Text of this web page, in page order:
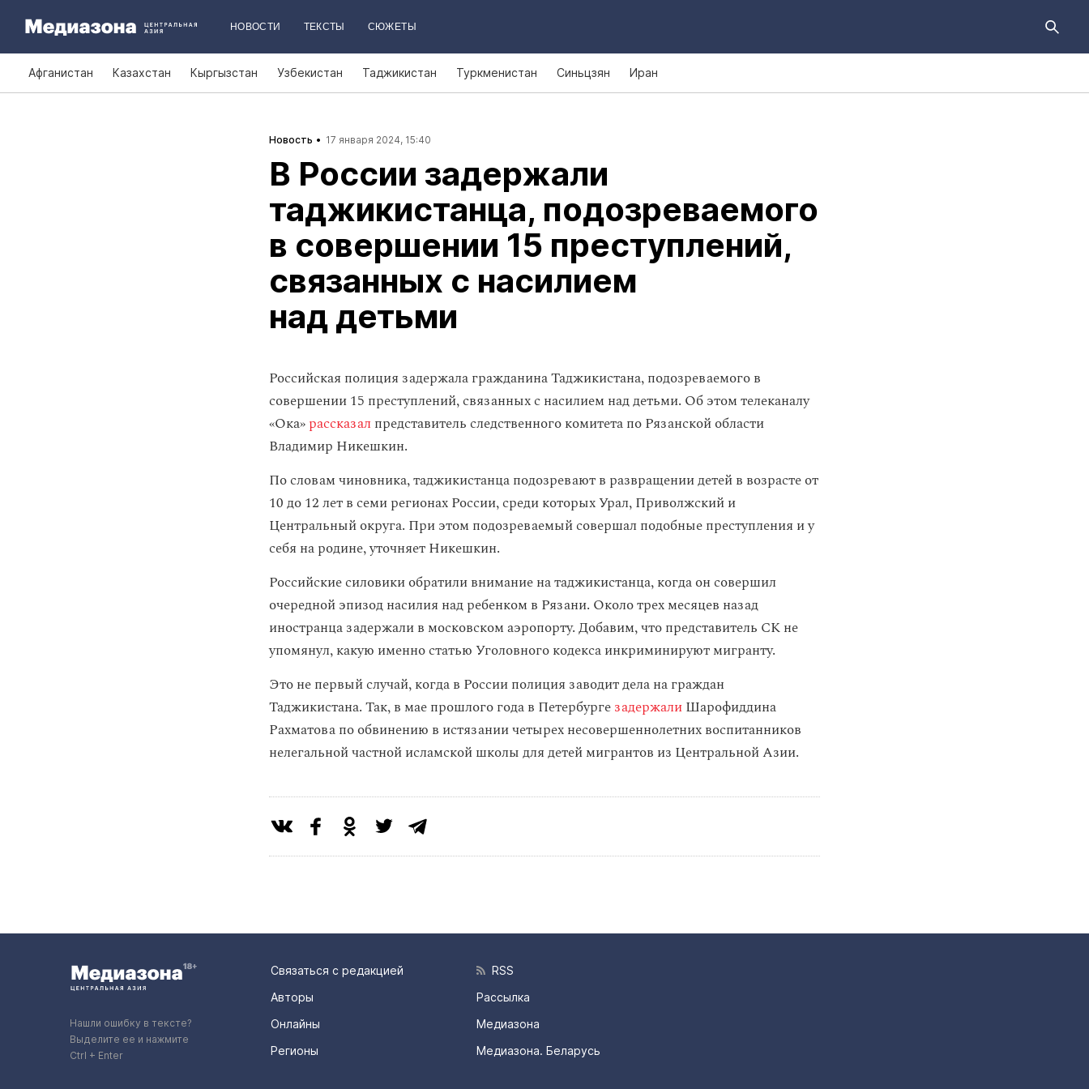
НОВОСТИ ТЕКСТЫ СЮЖЕТЫ
Афганистан Казахстан Кыргызстан Узбекистан Таджикистан Туркменистан Синьцзян Иран
Новость 17 января 2024, 15:40
В России задержали
таджикистанца, подозреваемого
в совершении 15 преступлений,
связанных с насилием
над детьми
Российская полиция задержала гражданина Таджикистана, подозреваемого в
совершении 15 преступлений, связанных с насилием над детьми. Об этом телеканалу
«Ока»рассказал представитель следственного комитета по Рязанской области
Владимир Никешкин.
По словам чиновника, таджикистанца подозревают в развращении детей в возрасте от
10 до 12 лет в семи регионах России, среди которых Урал, Приволжский и
Центральный округа. При этом подозреваемый совершал подобные преступления и у
себя на родине, уточняет Никешкин.
Российские силовики обратили внимание на таджикистанца, когда он совершил
очередной эпизод насилия над ребенком в Рязани. Около трех месяцев назад
иностранца задержали в московском аэропорту. Добавим, что представитель СК не
упомянул, какую именно статью Уголовного кодекса инкриминируют мигранту.
Это не первый случай, когда в России полиция заводит дела на граждан
Таджикистана. Так, в мае прошлого года в ПетербургезадержалиШарофиддина
Рахматова по обвинению в истязании четырех несовершеннолетних воспитанников
нелегальной частной исламской школы для детей мигрантов из Центральной Азии.
Нашли ошибку в тексте?
Выделите ее и нажмите
Ctrl + Enter
Связаться с редакцией
Авторы
Онлайны
Регионы
RSS
Рассылка
Медиазона
Медиазона. Беларусь